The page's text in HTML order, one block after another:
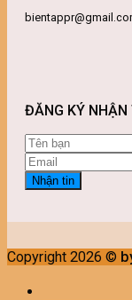
ĐĂNG KÝ NHẬN
Copyright 2026 ©